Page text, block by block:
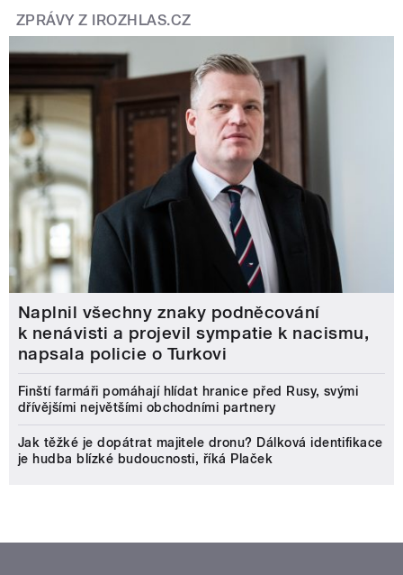
ZPRÁVY Z IROZHLAS.CZ
Naplnil všechny znaky podněcování
k nenávisti a projevil sympatie k nacismu,
napsala policie o Turkovi
Finští farmáři pomáhají hlídat hranice před Rusy, svými
dřívějšími největšími obchodními partnery
Jak těžké je dopátrat majitele dronu? Dálková identifikace
je hudba blízké budoucnosti, říká Plaček